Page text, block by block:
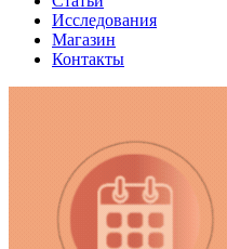
Исследования
Магазин
Контакты